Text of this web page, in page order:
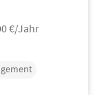
€/Jahr